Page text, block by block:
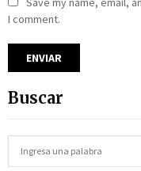
I comment.
Buscar